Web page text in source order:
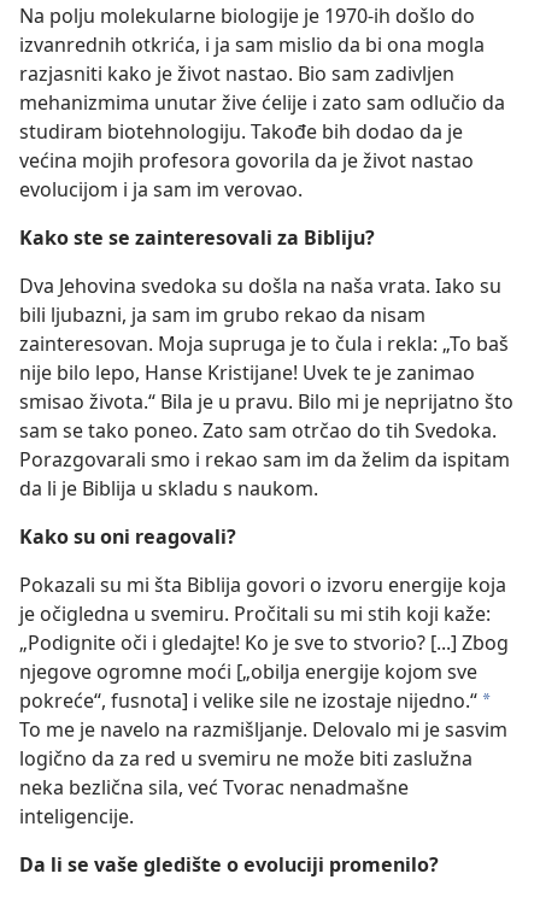
Na polju molekularne biologije je 1970-ih došlo do
izvanrednih otkrića, i ja sam mislio da bi ona mogla
razjasniti kako je život nastao. Bio sam zadivljen
mehanizmima unutar žive ćelije i zato sam odlučio da
studiram biotehnologiju. Takođe bih dodao da je
većina mojih profesora govorila da je život nastao
evolucijom i ja sam im verovao.
Kako ste se zainteresovali za Bibliju?
Dva Jehovina svedoka su došla na naša vrata. Iako su
bili ljubazni, ja sam im grubo rekao da nisam
zainteresovan. Moja supruga je to čula i rekla: „To baš
nije bilo lepo, Hanse Kristijane! Uvek te je zanimao
smisao života.“ Bila je u pravu. Bilo mi je neprijatno što
sam se tako poneo. Zato sam otrčao do tih Svedoka.
Porazgovarali smo i rekao sam im da želim da ispitam
da li je Biblija u skladu s naukom.
Kako su oni reagovali?
Pokazali su mi šta Biblija govori o izvoru energije koja
je očigledna u svemiru. Pročitali su mi stih koji kaže:
„Podignite oči i gledajte! Ko je sve to stvorio? [...] Zbog
njegove ogromne moći [„obilja energije kojom sve
pokreće“, fusnota] i velike sile ne izostaje nijedno.“ *
To me je navelo na razmišljanje. Delovalo mi je sasvim
logično da za red u svemiru ne može biti zaslužna
neka bezlična sila, već Tvorac nenadmašne
inteligencije.
Da li se vaše gledište o evoluciji promenilo?